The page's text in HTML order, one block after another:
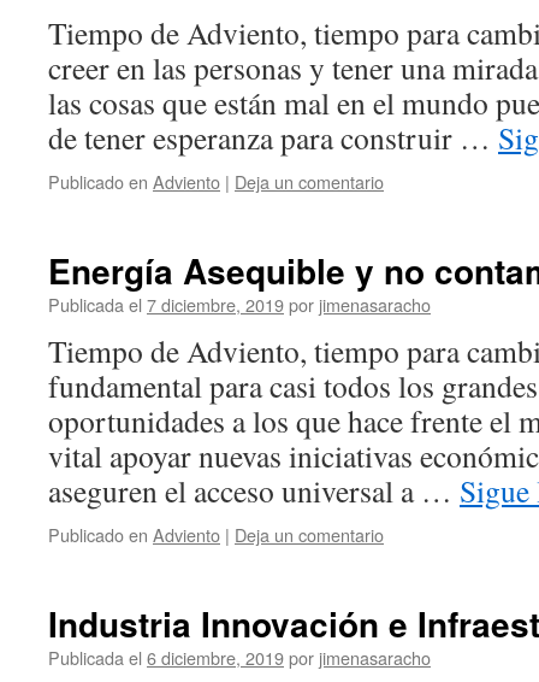
Tiempo de Adviento, tiempo para
creer en las personas y tener una
las cosas que están mal en el mundo
de tener esperanza para construir …
Publicado en Adviento | Deja un comentario
Energía Asequible y no
Publicada el 7 diciembre, 2019por jimenasaracho
Tiempo de Adviento, tiempo para
fundamental para casi todos los
oportunidades a los que hace frente el
vital apoyar nuevas iniciativas
aseguren el acceso universal a …
Publicado en Adviento | Deja un comentario
Industria Innovación e
Publicada el 6 diciembre, 2019por jimenasaracho